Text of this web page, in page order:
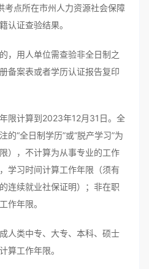
考点所在市州人力资源社会保障
认证查验结果。
，用人单位需查验非全日制之
备案表或者学历认证报告复印
限计算到2023年12月31日。全
的“全日制学历”或“脱产学习”为
），不计算为从事专业的工作
学习时间计算工作年限（须有
连续就业社保证明）；非在职
作年限。
人类中专、大专、本科、硕士
算工作年限。